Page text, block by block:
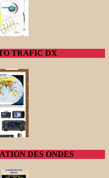
TRAFIC DX
DES ONDES